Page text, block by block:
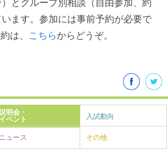
とグループ別相談（自由参加、約
ます。参加には事前予約が必要で
は、
こちらからどうぞ。
明会・
イベント
入試動向
ニュース その他